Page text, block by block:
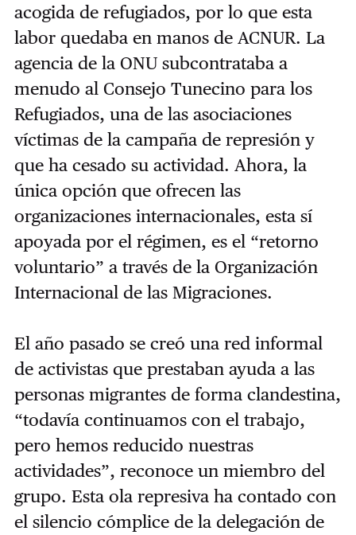
acogida de refugiados, por lo que esta
labor quedaba en manos de ACNUR. La
agencia de la ONU subcontrataba a
menudo al Consejo Tunecino para los
Refugiados, una de las asociaciones
víctimas de la campaña de represión y
que ha cesado su actividad. Ahora, la
única opción que ofrecen las
organizaciones internacionales, esta sí
apoyada por el régimen, es el “retorno
voluntario” a través de la Organización
Internacional de las Migraciones.
El año pasado se creó una red informal
de activistas que prestaban ayuda a las
personas migrantes de forma clandestina,
“todavía continuamos con el trabajo,
pero hemos reducido nuestras
actividades”, reconoce un miembro del
grupo. Esta ola represiva ha contado con
el silencio cómplice de la delegación de